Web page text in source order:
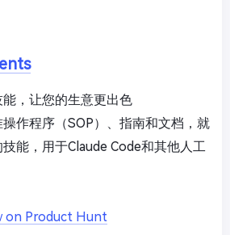
，让您的生意更出色
操作程序（SOP）、指南和文档，就
能，用于Claude Code和其他人工
on Product Hunt